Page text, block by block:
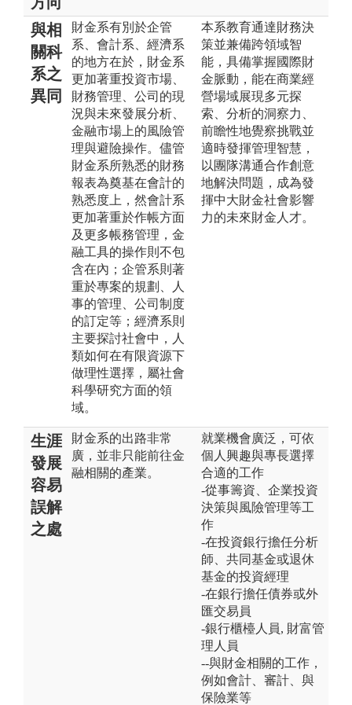
與相
關科
系之
異同
財金系有別於企管
系、會計系、經濟系
的地方在於，財金系
更加著重投資市場、
財務管理、公司的現
況與未來發展分析、
金融市場上的風險管
理與避險操作。儘管
財金系所熟悉的財務
報表為奠基在會計的
熟悉度上，然會計系
更加著重於作帳方面
及更多帳務管理，金
融工具的操作則不包
含在內；企管系則著
重於專案的規劃、人
事的管理、公司制度
的訂定等；經濟系則
主要探討社會中，人
類如何在有限資源下
做理性選擇，屬社會
科學研究方面的領
域。
本系教育通達財務決
策並兼備跨領域智
能，具備掌握國際財
金脈動，能在商業經
營場域展現多元探
索、分析的洞察力、
前瞻性地覺察挑戰並
適時發揮管理智慧，
以團隊溝通合作創意
地解決問題，成為發
揮中大財金社會影響
力的未來財金人才。
生涯
發展
容易
誤解
之處
財金系的出路非常
廣，並非只能前往金
融相關的產業。
就業機會廣泛，可依
個人興趣與專長選擇
合適的工作
-從事籌資、企業投資
決策與風險管理等工
作
-在投資銀行擔任分析
師、共同基金或退休
基金的投資經理
-在銀行擔任債券或外
匯交易員
-銀行櫃檯人員, 財富管
理人員
--與財金相關的工作，
例如會計、審計、與
保險業等